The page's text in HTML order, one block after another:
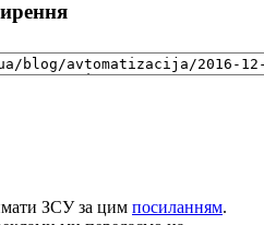
ЗСУ за цим посиланням.